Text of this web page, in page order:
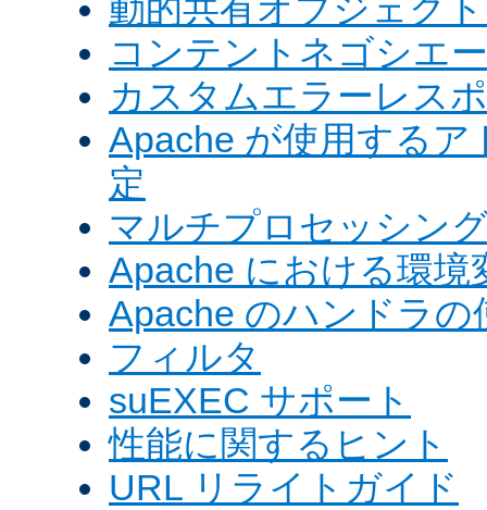
動的共有オブジェク
コンテントネゴシエ
カスタムエラーレス
Apache が使用する
定
マルチプロセッシン
Apache における環境
Apache のハンドラの
フィルタ
suEXEC サポート
性能に関するヒント
URL リライトガイド